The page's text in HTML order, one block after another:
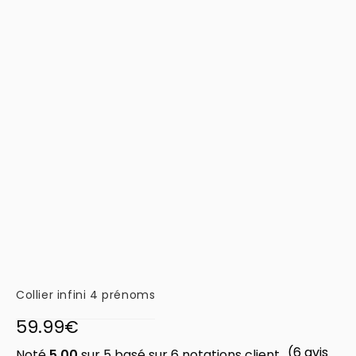
Collier infini 4 prénoms
59.99€